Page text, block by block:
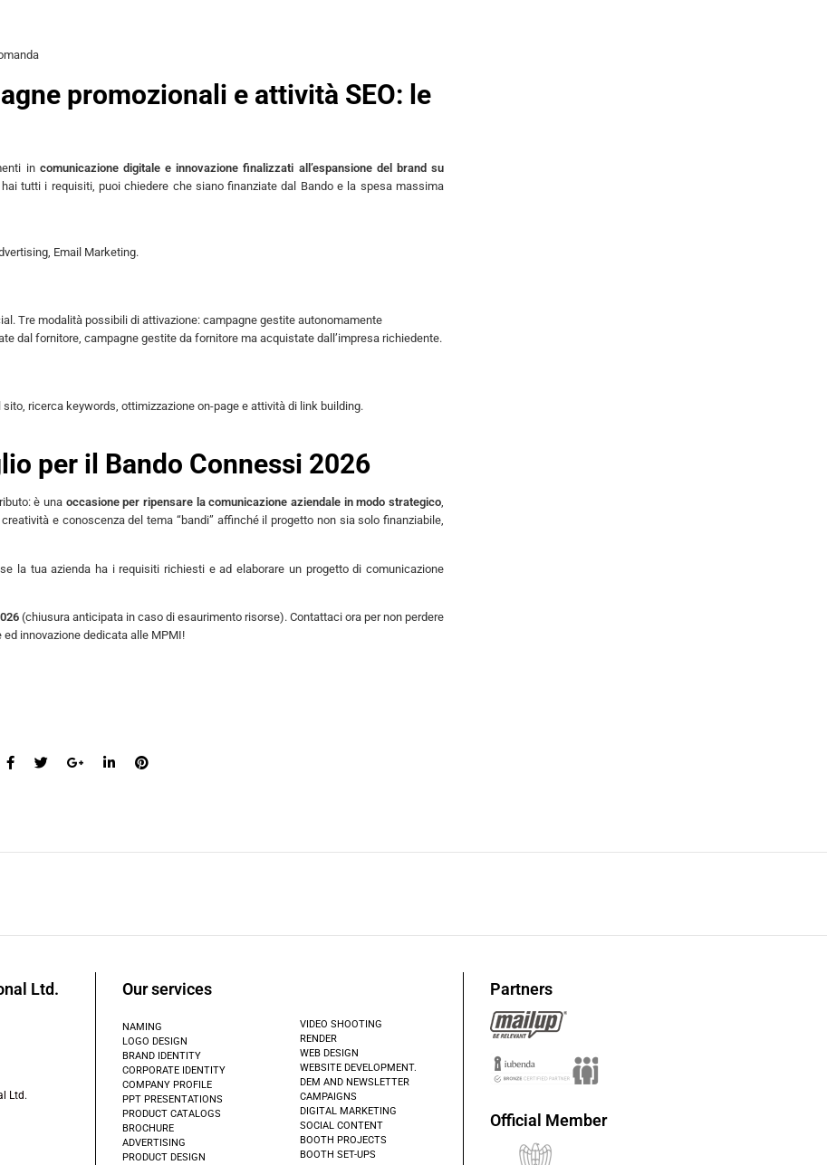
promozionali e attività SEO: le
in comunicazione digitale e innovazione finalizzati all’espansione del brand su
tutti i requisiti, puoi chiedere che siano finanziate dal Bando e la spesa massima
Email Marketing.
Tre modalità possibili di attivazione: campagne gestite autonomamente
dal fornitore, campagne gestite da fornitore ma acquistate dall’impresa richiedente.
ricerca keywords, ottimizzazione on-page e attività di link building.
per il Bando Connessi 2026
è una occasione per ripensare la comunicazione aziendale in modo strategico,
e conoscenza del tema “bandi” affinché il progetto non sia solo finanziabile,
la tua azienda ha i requisiti richiesti e ad elaborare un progetto di comunicazione
(chiusura anticipata in caso di esaurimento risorse). Contattaci ora per non perdere
innovazione dedicata alle MPMI!
Ltd.
Ltd.
Our services
NAMING
LOGO DESIGN
BRAND IDENTITY
CORPORATE IDENTITY
COMPANY PROFILE
PPT PRESENTATIONS
PRODUCT CATALOGS
BROCHURE
ADVERTISING
PRODUCT DESIGN
VIDEO SHOOTING
RENDER
WEB DESIGN
WEBSITE DEVELOPMENT.
DEM AND NEWSLETTER
CAMPAIGNS
DIGITAL MARKETING
SOCIAL CONTENT
BOOTH PROJECTS
BOOTH SET-UPS
Partners
Official Member